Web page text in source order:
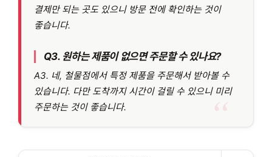
결제만 되는 곳도 있으니 방문 전에 확인하는 것이
좋습니다.
Q3. 원하는 제품이 없으면 주문할 수 있나요?
A3. 네, 철물점에서 특정 제품을 주문해서 받아볼 수
있습니다. 다만 도착까지 시간이 걸릴 수 있으니 미리
주문하는 것이 좋습니다.